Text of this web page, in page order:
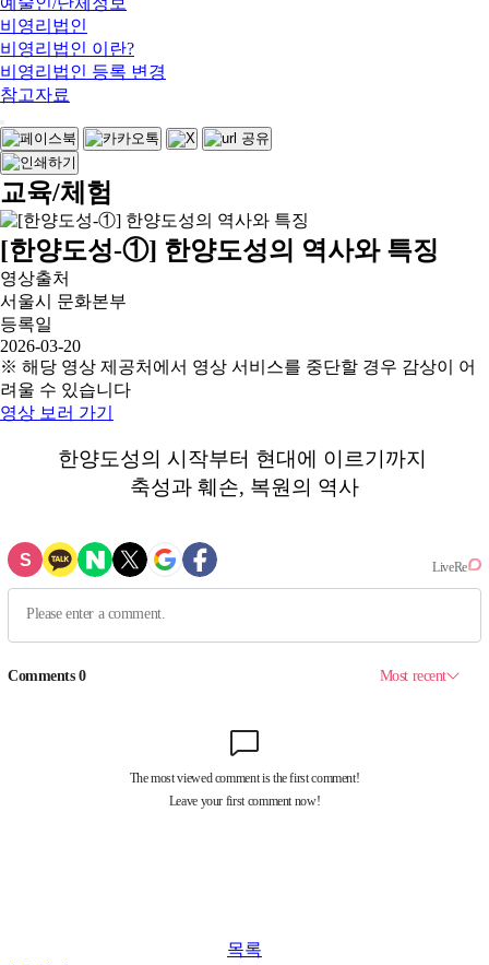
비영리법인
비영리법인 이란?
비영리법인 등록 변경
참고자료
교육/체험
[한양도성-①] 한양도성의 역사와 특징
영상출처
서울시 문화본부
등록일
2026-03-20
※ 해당 영상 제공처에서 영상 서비스를 중단할 경우 감상이 어
려울 수 있습니다
영상 보러 가기
한양도성의 시작부터 현대에 이르기까지
축성과 훼손, 복원의 역사
목록